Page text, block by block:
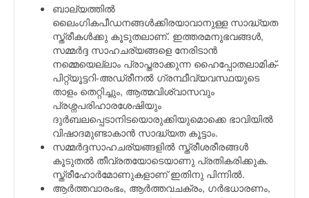
ബാല്യത്തില്‍
ലൈംഗികപീഡനങ്ങള്‍ക്കിരയാവാനുള്ള സാദ്ധ്യത
സ്ത്രീകള്‍ക്കു കൂടുതലാണ്. ഇത്തരമനുഭവങ്ങള്‍,
സമ്മര്‍ദ്ദ സാഹചര്യങ്ങളെ നേരിടാന്‍
നമ്മെയെല്ലാം പ്രാപ്തരാക്കുന്ന ഹൈപ്പോതലാമിക്-
പിറ്റ്യൂട്ടറി-അഡ്രീനല്‍ ഗ്രന്ഥീവ്യവസ്ഥയുടെ
താളം തെറ്റിച്ചും, ആത്മവിശ്വാസവും
പ്രശ്നപരിഹാരശേഷിയും
ദുര്‍ബലപ്പെടാനിടയൊരുക്കിയുമൊക്കെ ഭാവിയില്‍
വിഷാദമുണ്ടാകാന്‍ സാദ്ധ്യത കൂട്ടാം.
സമ്മര്‍ദ്ദസാഹചര്യങ്ങളില്‍ സ്ത്രീശരീരങ്ങള്‍
കൂടുതല്‍ തീവ്രതയോടെയാണു പ്രതികരിക്കുക.
സ്ത്രീഹോര്‍മോണുകളാണ്‌ ഇതിനു പിന്നില്‍.
ആര്‍ത്തവാരംഭം, ആര്‍ത്തവചക്രം, ഗര്‍ഭധാരണം,